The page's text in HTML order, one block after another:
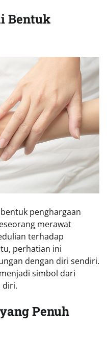
Bentuk
penghargaan
merawat
terhadap
perhatian ini
dengan diri sendiri.
simbol dari
diri.
Penuh